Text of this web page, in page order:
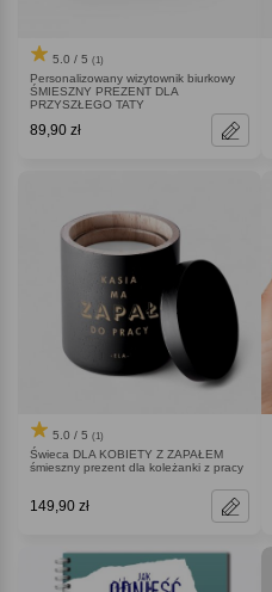
5.0 / 5 (1)
Personalizowany wizytownik biurkowy
ŚMIESZNY PREZENT DLA
PRZYSZŁEGO TATY
89,90 zł
5.0 / 5 (1)
Świeca DLA KOBIETY Z ZAPAŁEM
śmieszny prezent dla koleżanki z pracy
149,90 zł